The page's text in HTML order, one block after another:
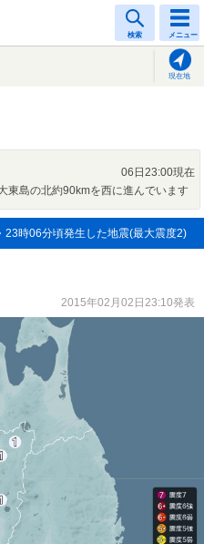
検索 メニュー
現在地
06日23:00現在
東島の北約90kmを西に進んでいます
23時06分頃発生した地震(最大震度2)
2015年02月02日23:10発表